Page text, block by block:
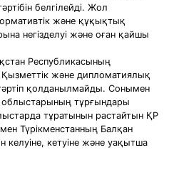
белгiлейдi. Жол
және құқықтық
негiзделуi және оған қайшы
Республикасының
және дипломатиялық
қолданылмайды. Сонымен
тұрғындары
тұратынын растайтын ҚР
Түрікменстанның Балқан
келуіне, кетуіне және уақытша